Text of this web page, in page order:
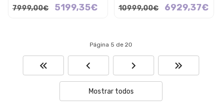
7999,00€
5199,35€
10999,00€
6929,37€
Página 5 de 20
Mostrar todos